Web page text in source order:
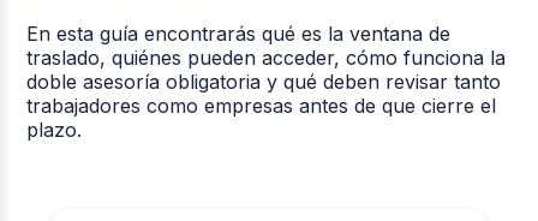
En esta guía encontrarás qué es la ventana de
traslado, quiénes pueden acceder, cómo funciona la
doble asesoría obligatoria y qué deben revisar tanto
trabajadores como empresas antes de que cierre el
plazo.